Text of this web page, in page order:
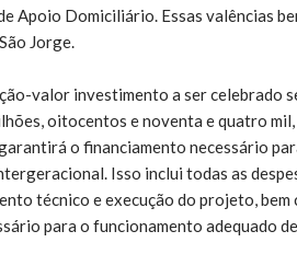
Apoio Domiciliário. Essas valências
Jorge.
valor investimento a ser celebrado
oitocentos e noventa e quatro
o financiamento necessário
Isso inclui todas as
técnico e execução do projeto, bem
para o funcionamento adequado